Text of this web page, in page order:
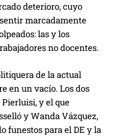
deterioro, cuyo
marcadamente
las y los
no docentes.
de la actual
en un vacío. Los dos
y el que
y Wanda Vázquez,
funestos para el DE y la